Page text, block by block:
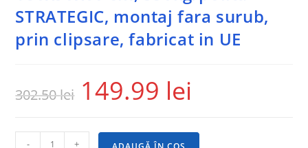
STRATEGIC, montaj fara surub,
prin clipsare, fabricat in UE
302.50lei 149.99 lei
- +